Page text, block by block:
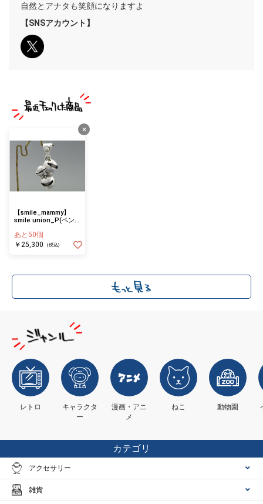
自然とアナタも笑顔になりますよ
【SNSアカウント】
×
【smile_mammy】
smile union_P(ペン
あと50個
￥25,300
(税込)
レトロ
キャラクタ
ー
漫画・アニ
メ
ねこ 動物園
カテゴリ
アクセサリー
雑貨